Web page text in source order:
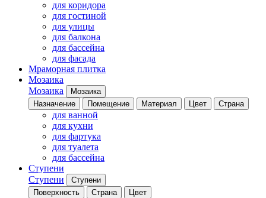
для коридора
для гостиной
для улицы
для балкона
для бассейна
для фасада
Мраморная плитка
Мозаика
Мозаика
Мозаика
Назначение
Помещение Материал Цвет Страна
для ванной
для кухни
для фартука
для туалета
для бассейна
Ступени
Ступени
Ступени
Поверхность
Страна Цвет